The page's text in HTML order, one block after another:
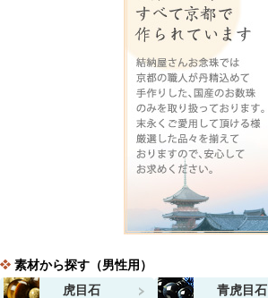
素材から探す（男性用）
虎目石
青虎目石